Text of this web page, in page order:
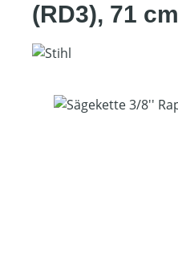
(RD3), 71 cm
Bildergalerie überspringen